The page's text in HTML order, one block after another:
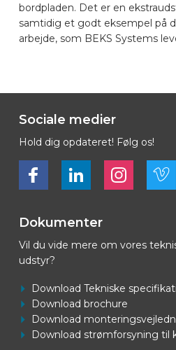
bordpladen. Det er en
samtidig et godt eksempel på
arbejde, som BEKS Systems
Sociale medier
Hold dig opdateret! Følg os!
Bekijk ons op FacebookBekijk ons op LinkedInBekijk ons op LinkedIn
Bekijk
Dokumenter
Vil du vide mere om vores
udstyr?
Download Tekniske
Download brochure
Download
Download strømforsyning til